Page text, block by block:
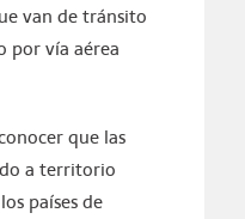
van de tránsito
por vía aérea
que las
a territorio
países de